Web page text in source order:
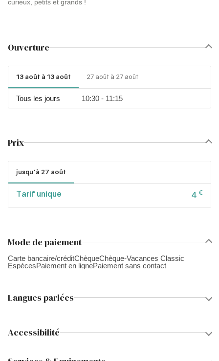
curieux, petits et grands !
Ouverture
13 août à 13 août 27 août à 27 août
Tous les jours 10:30 - 11:15
Prix
jusqu'à 27 août
Tarif unique 4 €
Mode de paiement
Carte bancaire/créditChèqueChèque-Vacances Classic
EspècesPaiement en lignePaiement sans contact
Langues parlées
Accessibilité